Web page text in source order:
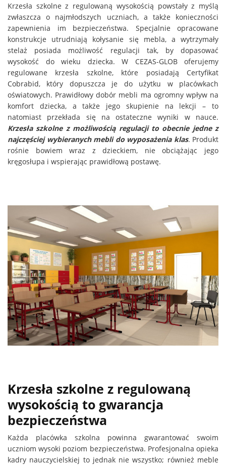
Krzesła szkolne z regulowaną wysokością powstały z myślą
zwłaszcza o najmłodszych uczniach, a także konieczności
zapewnienia im bezpieczeństwa. Specjalnie opracowane
konstrukcje utrudniają kołysanie się mebla, a wytrzymały
stelaż posiada możliwość regulacji tak, by dopasować
wysokość do wieku dziecka. W CEZAS-GLOB oferujemy
regulowane krzesła szkolne, które posiadają Certyfikat
Cobrabid, który dopuszcza je do użytku w placówkach
oświatowych. Prawidłowy dobór mebli ma ogromny wpływ na
komfort dziecka, a także jego skupienie na lekcji – to
natomiast przekłada się na ostateczne wyniki w nauce.
Krzesła szkolne z możliwością regulacji to obecnie jedne z
najczęściej wybieranych mebli do wyposażenia klas. Produkt
rośnie bowiem wraz z dzieckiem, nie obciążając jego
kręgosłupa i wspierając prawidłową postawę.
Krzesła szkolne z regulowaną
wysokością to gwarancja
bezpieczeństwa
Każda placówka szkolna powinna gwarantować swoim
uczniom wysoki poziom bezpieczeństwa. Profesjonalna opieka
kadry nauczycielskiej to jednak nie wszystko; również meble